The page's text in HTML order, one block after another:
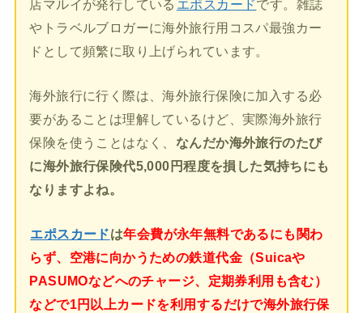
店マルイが発行している エポスカードです。雑誌
やトラベルブロガーに海外旅行用コスパ最強カー
ドとして頻繁に取り上げられています。
海外旅行に行く際は、海外旅行保険に加入する必
要があることは理解しているけど、実際海外旅行
保険を使うことはなく、 なんだか海外旅行のたび
に海外旅行保険代5,000円程度を損した気持ちにも
なりますよね。
エポスカードは年会費が永年無料であるにも関わ
らず、空港に向かうための鉄道代金（Suicaや
PASUMOなどへのチャージ、定期券利用も含む）
などで1円以上カードを利用するだけで海外旅行保